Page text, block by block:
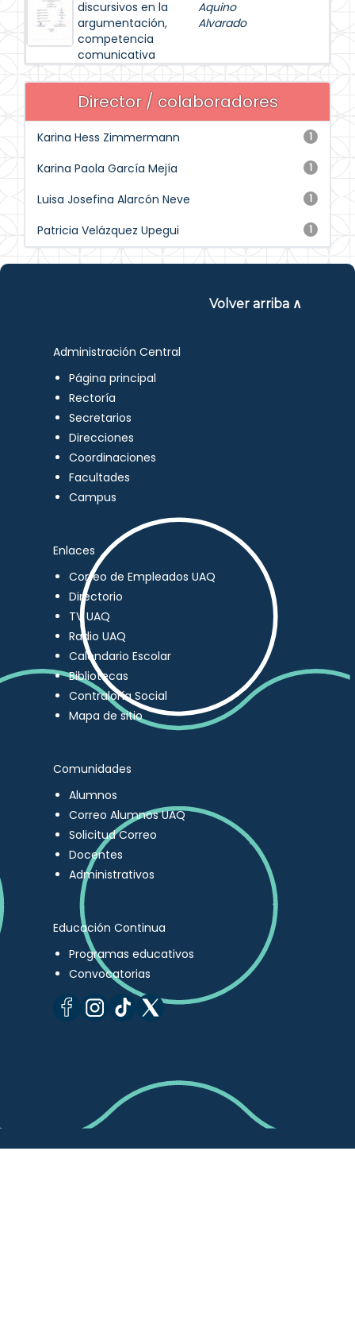
discursivos en la
argumentación,
competencia
comunicativa
Aquino
Alvarado
Director / colaboradores
1
Karina Hess Zimmermann
1
Karina Paola García Mejía
1
Luisa Josefina Alarcón Neve
1
Patricia Velázquez Upegui
Volver arriba ∧
Administración Central
Página principal
Rectoría
Secretarios
Direcciones
Coordinaciones
Facultades
Campus
Enlaces
Correo de Empleados UAQ
Directorio
TV UAQ
Radio UAQ
Calendario Escolar
Bibliotecas
Contraloría Social
Mapa de sitio
Comunidades
Alumnos
Correo Alumnos UAQ
Solicitud Correo
Docentes
Administrativos
Educación Continua
Programas educativos
Convocatorias